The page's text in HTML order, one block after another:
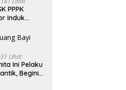
PPPK
Induk
Lihat
Ini Pelaku
Begini